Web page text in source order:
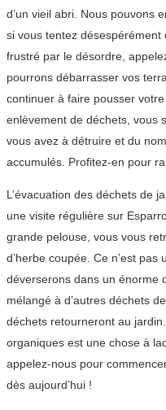
d’un vieil abri. Nous pouvons
si vous tentez
frustré par le désordre,
pourrons débarrasser vos
continuer à faire pousser
enlèvement de déchets, vous
vous avez à détruire et du
accumulés. Profitez-en pour
L’évacuation des déchets de
une visite régulière sur
grande pelouse, vous vous
d’herbe coupée. Ce n’est
déverserons dans un énorme
mélangé à d’autres déchets
déchets retourneront au
organiques est une chose à
appelez-nous pour
dès aujourd’hui !